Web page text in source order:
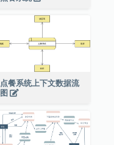
点餐系统上下文数据流
图